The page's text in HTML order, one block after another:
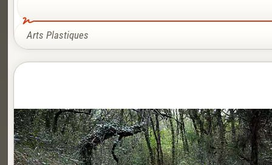
Arts Plastiques